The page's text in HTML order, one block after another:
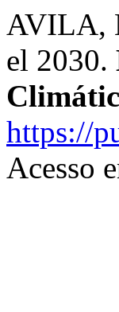
AVILA,
el 2030.
https://
Acesso